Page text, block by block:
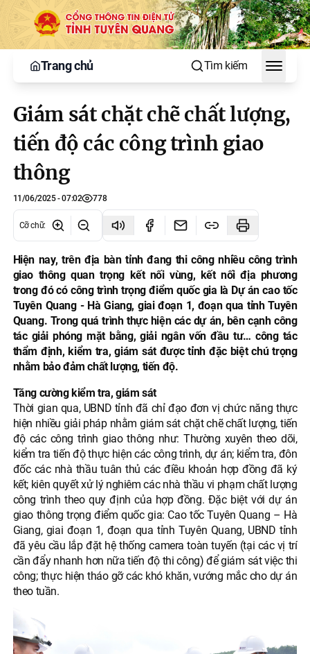
Trang chủ Tìm kiếm
Toggle
Giám sát chặt chẽ chất lượng,
tiến độ các công trình giao
thông
11/06/2025 - 07:02 778
Cỡ chữ:
Hiện nay, trên địa bàn tỉnh đang thi công nhiều công trình
giao thông quan trọng kết nối vùng, kết nối địa phương
trong đó có công trình trọng điểm quốc gia là Dự án cao tốc
Tuyên Quang - Hà Giang, giai đoạn 1, đoạn qua tỉnh Tuyên
Quang. Trong quá trình thực hiện các dự án, bên cạnh công
tác giải phóng mặt bằng, giải ngân vốn đầu tư… công tác
thẩm định, kiểm tra, giám sát được tỉnh đặc biệt chú trọng
nhằm bảo đảm chất lượng, tiến độ.
Tăng cường kiểm tra, giám sát
Thời gian qua, UBND tỉnh đã chỉ đạo đơn vị chức năng thực
hiện nhiều giải pháp nhằm giám sát chặt chẽ chất lượng, tiến
độ các công trình giao thông như: Thường xuyên theo dõi,
kiểm tra tiến độ thực hiện các công trình, dự án; kiểm tra, đôn
đốc các nhà thầu tuân thủ các điều khoản hợp đồng đã ký
kết; kiên quyết xử lý nghiêm các nhà thầu vi phạm chất lượng
công trình theo quy định của hợp đồng. Đặc biệt với dự án
giao thông trọng điểm quốc gia: Cao tốc Tuyên Quang – Hà
Giang, giai đoạn 1, đoạn qua tỉnh Tuyên Quang, UBND tỉnh
đã yêu cầu lắp đặt hệ thống camera toàn tuyến (tại các vị trí
cần đẩy nhanh hơn nữa tiến độ thi công) để giám sát việc thi
công; thực hiện tháo gỡ các khó khăn, vướng mắc cho dự án
theo tuần.